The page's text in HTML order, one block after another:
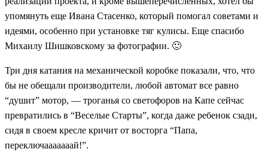
упомянуть еще Ивана Стасенко, который помогал советами и
идеями, особенно при установке тяг кулисы. Еще спасибо
Михаилу Шишковскому за фотографии. 🙂
Три дня катания на механической коробке показали, что, что
бы не обещали производители, любой автомат все равно
“душит” мотор, — троганья со светофоров на Капе сейчас
превратились в “Веселые Старты”, когда даже ребенок сзади,
сидя в своем кресле кричит от восторга “Папа,
переключааааааай!”.